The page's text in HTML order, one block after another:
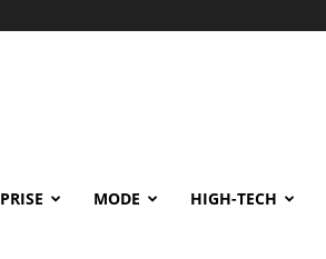
MODE HIGH-TECH